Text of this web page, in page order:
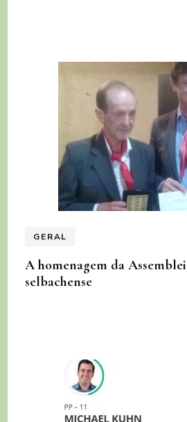
GERAL
A homenagem da
selbachense